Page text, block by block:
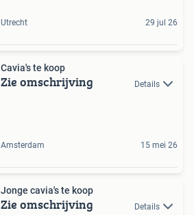
Utrecht 29 jul 26
Cavia's te koop
Zie omschrijving Details
Amsterdam 15 mei 26
Jonge cavia's te koop
Zie omschrijving Details